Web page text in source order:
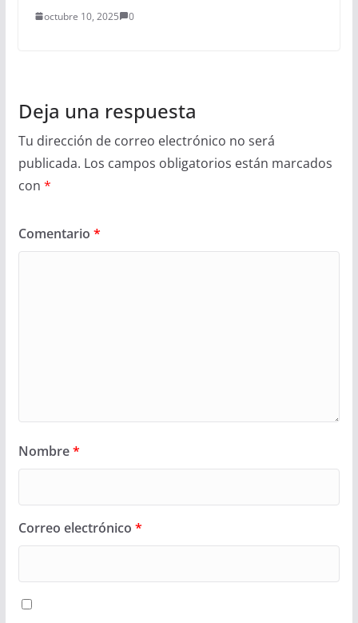
octubre 10, 2025 0
Deja una respuesta
Tu dirección de correo electrónico no será
publicada. Los campos obligatorios están marcados
con *
Comentario *
Nombre*
Correo electrónico *